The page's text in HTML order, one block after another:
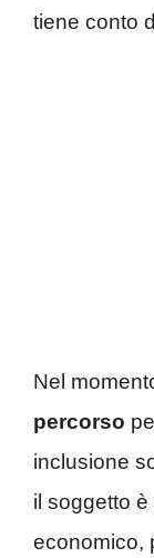
tiene conto
Nel
percorso
inclusione
il soggetto
economico,